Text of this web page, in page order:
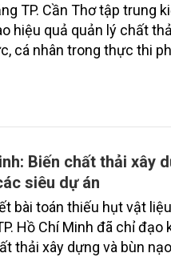
TP. Cần Thơ tập trung
hiệu quả quản lý chất
cá nhân trong thực thi
Biến chất thải xây
siêu dự án
bài toán thiếu hụt vật
Hồ Chí Minh đã chỉ
thải xây dựng và bùn